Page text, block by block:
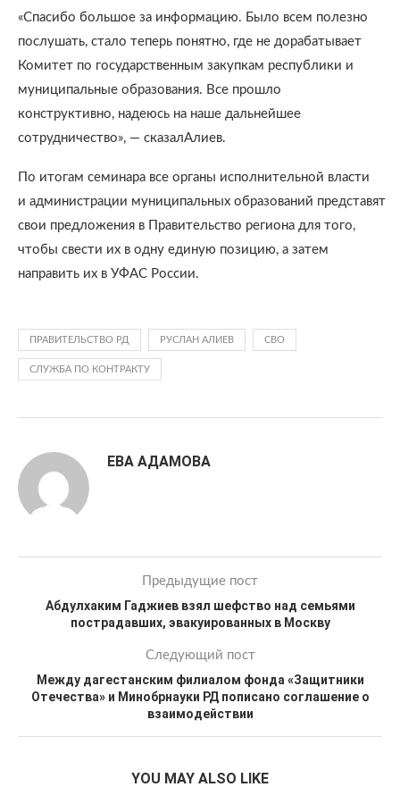
«Спасибо большое за информацию. Было всем полезно
послушать, стало теперь понятно, где не дорабатывает
Комитет по государственным закупкам республики и
муниципальные образования. Все прошло
конструктивно, надеюсь на наше дальнейшее
сотрудничество», — сказалАлиев.
По итогам семинара все органы исполнительной власти
и администрации муниципальных образований представят
свои предложения в Правительство региона для того,
чтобы свести их в одну единую позицию, а затем
направить их в УФАС России.
ПРАВИТЕЛЬСТВО РД РУСЛАН АЛИЕВ СВО
СЛУЖБА ПО КОНТРАКТУ
ЕВА АДАМОВА
Предыдущие пост
Абдулхаким Гаджиев взял шефство над семьями
пострадавших, эвакуированных в Москву
Следующий пост
Между дагестанским филиалом фонда «Защитники
Отечества» и Минобрнауки РД пописано соглашение о
взаимодействии
YOU MAY ALSO LIKE